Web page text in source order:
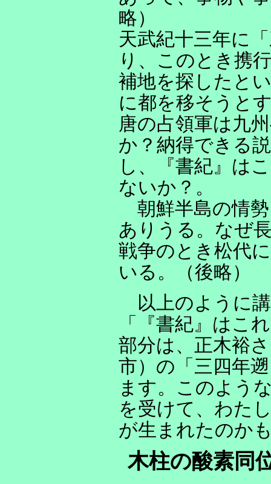
略）
天武紀十三年に
り、このとき携
補地を探したと
に都を移そうと
唐の占領軍は九
か？納得できる
し、『書紀』は
ないか？。
朝鮮半島の情
ありうる。なぜ
戦争のとき松代
いる。（後略）
以上のように
「『書紀』はこ
部分は、正木裕
市）の「三四年
ます。このよう
を受けて、わた
が生まれたのか
木柱の酸素同